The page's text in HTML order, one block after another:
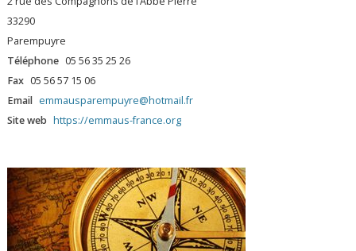
33290
Parempuyre
Téléphone 05 56 35 25 26
Fax 05 56 57 15 06
Email emmausparempuyre@hotmail.fr
Site web https://emmaus-france.org